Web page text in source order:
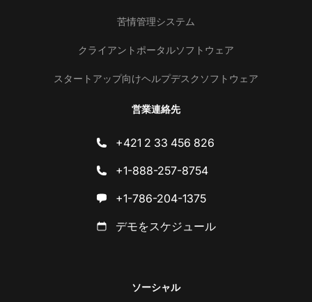
苦情管理システム
クライアントポータルソフトウェア
スタートアップ向けヘルプデスクソフトウェア
営業連絡先
+421 2 33 456 826
+1-888-257-8754
+1-786-204-1375
デモをスケジュール
ソーシャル